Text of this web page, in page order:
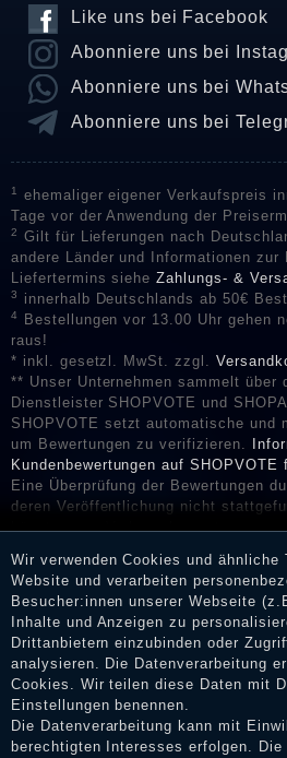
Like uns bei Facebook
Abonniere uns bei
Abonniere uns bei
Abonniere uns bei
1
ehemaliger eigener Verkaufspreis
Tage vor der Anwendung der
2
Gilt für Lieferungen nach
andere Länder und Informationen zur
Liefertermins sieheZahlungs- &
3 innerhalb Deutschlands ab 50€
4
Bestellungen vor 13.00 Uhr gehen
raus!
* inkl. gesetzl. MwSt. zzgl.
** Unser Unternehmen sammelt über
Dienstleister SHOPVOTE und
SHOPVOTE setzt automatische und
um Bewertungen zu verifizieren.
Kundenbewertungen auf
Eine Überprüfung der Bewertungen
deren Veröffentlichung nicht
Erhalt einer Benachrichtigungs-E-
Bewertungen verifizieren und über
Shop informieren.
Impressum
Wir verwenden Cookies und ähnliche
Website und verarbeiten
Besucher:innen unserer Webseite
Inhalte und Anzeigen zu
Drittanbietern einzubinden oder
analysieren. Die Datenverarbeitung
Cookies. Wir teilen diese Daten mit
Einstellungen benennen.
Die Datenverarbeitung kann mit
berechtigten Interesses erfolgen.